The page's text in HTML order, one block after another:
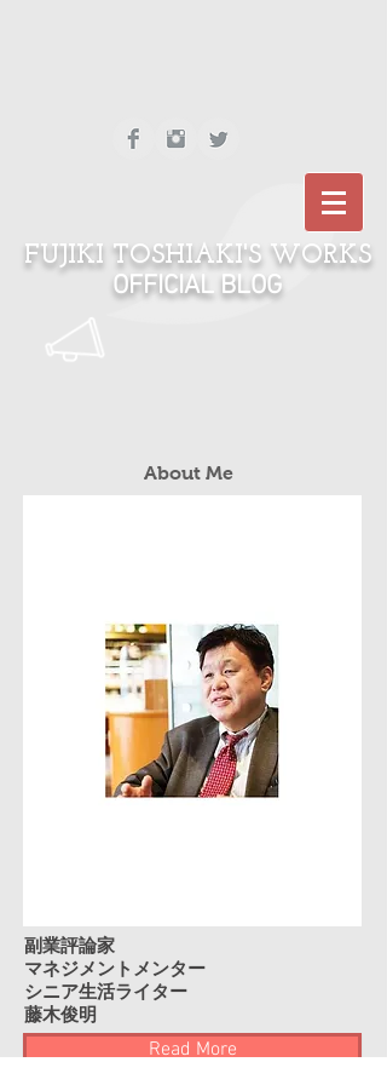
FUJIKI TOSHIAKI'S WORKS
OFFICIAL BLOG
About Me
副業評論家
マネジメントメンター
​​シニア生活ライター
藤木俊明
Read More